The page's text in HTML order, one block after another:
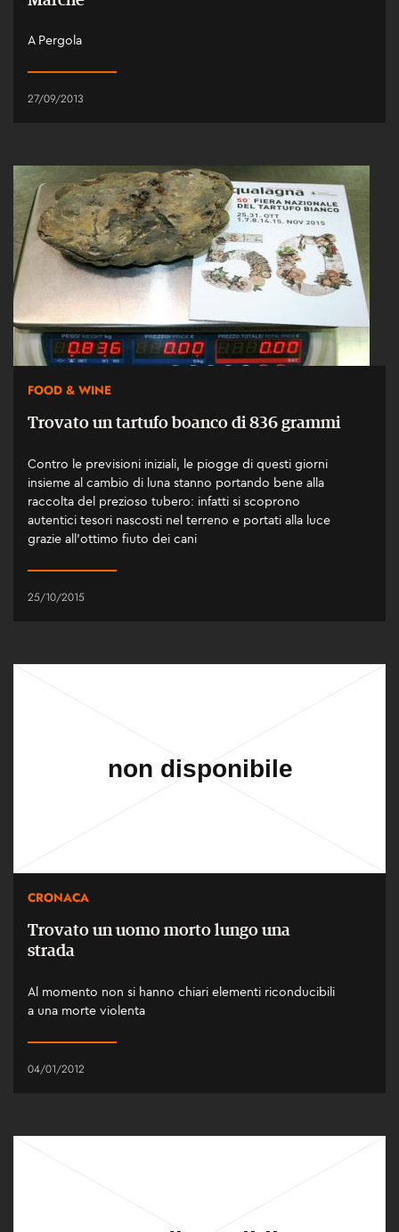
A Pergola
27/09/2013
FOOD & WINE
Trovato un tartufo boanco di 836 grammi
Contro le previsioni iniziali, le piogge di questi giorni
insieme al cambio di luna stanno portando bene alla
raccolta del prezioso tubero: infatti si scoprono
autentici tesori nascosti nel terreno e portati alla luce
grazie all’ottimo fiuto dei cani
25/10/2015
CRONACA
Trovato un uomo morto lungo una
strada
Al momento non si hanno chiari elementi riconducibili
a una morte violenta
04/01/2012